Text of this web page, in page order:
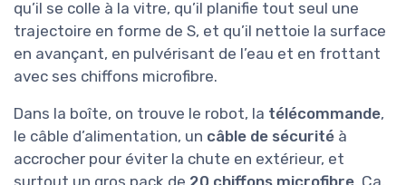
qu’il se colle à la vitre, qu’il planifie tout seul une
trajectoire en forme de S, et qu’il nettoie la surface
en avançant, en pulvérisant de l’eau et en frottant
avec ses chiffons microfibre.
Dans la boîte, on trouve le robot, la télécommande,
le câble d’alimentation, un câble de sécurité à
accrocher pour éviter la chute en extérieur, et